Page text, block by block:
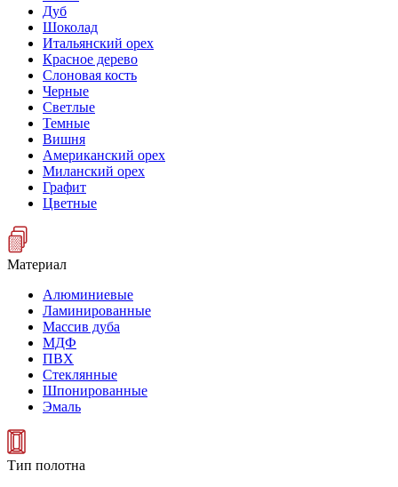
Дуб
Шоколад
Итальянский орех
Красное дерево
Слоновая кость
Черные
Светлые
Темные
Вишня
Американский орех
Миланский орех
Графит
Цветные
Материал
Алюминиевые
Ламинированные
Массив дуба
МДФ
ПВХ
Стеклянные
Шпонированные
Эмаль
Тип полотна